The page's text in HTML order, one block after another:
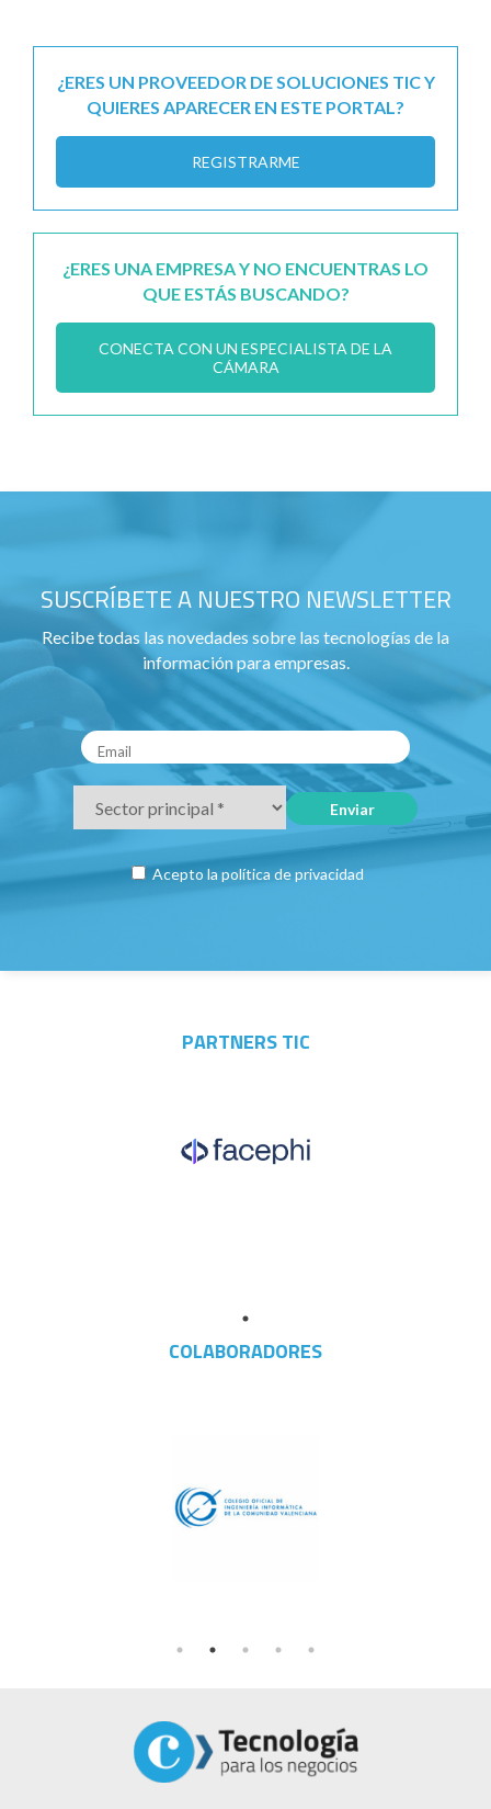
¿ERES UN PROVEEDOR DE SOLUCIONES TIC Y
QUIERES APARECER EN ESTE PORTAL?
REGISTRARME
¿ERES UNA EMPRESA Y NO ENCUENTRAS LO
QUE ESTÁS BUSCANDO?
CONECTA CON UN ESPECIALISTA DE LA
CÁMARA
SUSCRÍBETE A NUESTRO NEWSLETTER
Recibe todas las novedades sobre las tecnologías de la
información para empresas.
Acepto lapolítica de privacidad
PARTNERS TIC
COLABORADORES